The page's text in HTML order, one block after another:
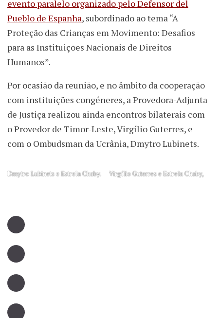
evento paralelo organizado pelo Defensor del
Pueblo de Espanha, subordinado ao tema “A
Proteção das Crianças em Movimento: Desafios
para as Instituições Nacionais de Direitos
Humanos”.
Por ocasião da reunião, e no âmbito da cooperação
com instituições congéneres, a Provedora-Adjunta
de Justiça realizou ainda encontros bilaterais com
o Provedor de Timor-Leste, Virgílio Guterres, e
com o Ombudsman da Ucrânia, Dmytro Lubinets.
Dmytro Lubinets e Estrela Chaby. Virgílio Guterres e Estrela Chaby,